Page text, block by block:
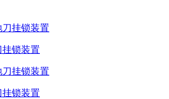
挂锁装置
挂锁装置